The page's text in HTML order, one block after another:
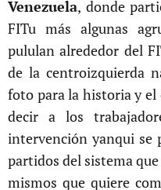
Venezuela, donde
FITu más algunas
pululan alrededor del
de la centroizquierda
foto para la historia y el
decir a los
intervención yanqui se
partidos del sistema
mismos que quiere